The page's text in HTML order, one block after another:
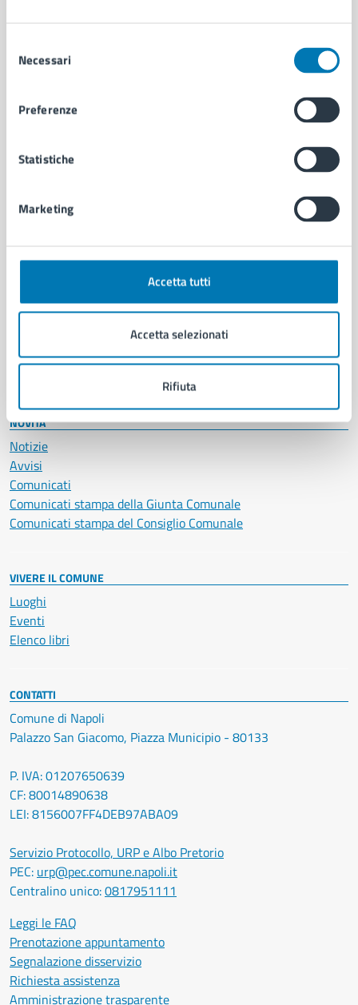
delNecessari
Preferenze
Statistiche
Marketing
Accetta tutti
Accetta selezionati
Rifiuta
Personale amministrativo
CATEGORIE DI SERVIZIO
Autorizzazioni
Giustizia e sicurezza pubblica
Imprese e commercio
Salute, benessere e assistenza
Vita lavorativa
NOVITÀ
Notizie
Avvisi
Comunicati
Comunicati stampa della Giunta Comunale
Comunicati stampa del Consiglio Comunale
VIVERE IL COMUNE
Luoghi
Eventi
Elenco libri
CONTATTI
Comune di Napoli
Palazzo San Giacomo, Piazza Municipio - 80133
P. IVA: 01207650639
CF: 80014890638
LEI: 8156007FF4DEB97ABA09
Servizio Protocollo, URP e Albo Pretorio
PEC: urp@pec.comune.napoli.it
Centralino unico:0817951111
Leggi le FAQ
Prenotazione appuntamento
Segnalazione disservizio
Richiesta assistenza
Amministrazione trasparente